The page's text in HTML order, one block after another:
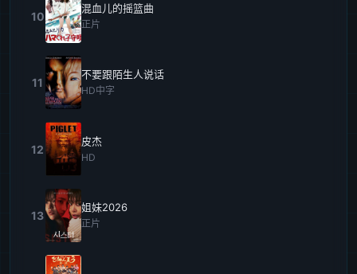
10
混血儿的摇篮曲
正片
11
不要跟陌生人说话
HD中字
12
皮杰
HD
13
姐妹2026
正片